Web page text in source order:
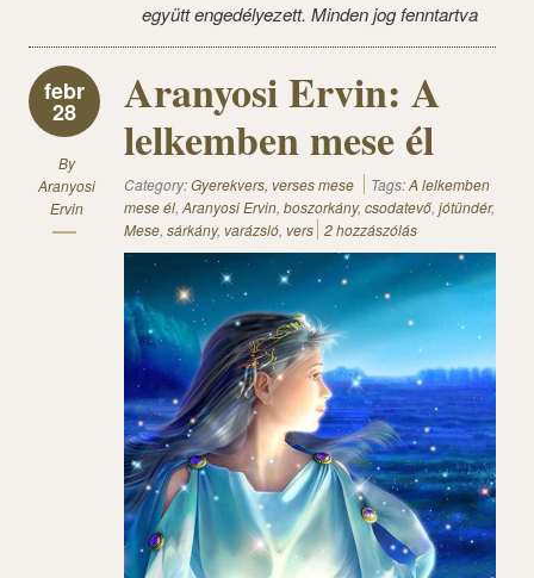
együtt engedélyezett. Minden jog fenntartva
febr
28
By
Aranyosi
Ervin
Aranyosi Ervin: A
lelkemben mese él
Category:Gyerekvers, verses mese Tags:A lelkemben
mese él, Aranyosi Ervin, boszorkány, csodatevő, jótündér,
Mese, sárkány, varázsló, vers 2 hozzászólás